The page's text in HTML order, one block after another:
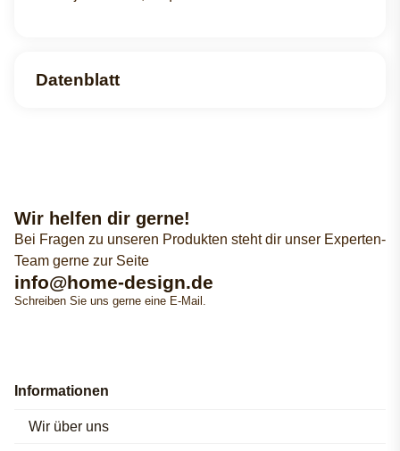
Datenblatt
Wir helfen dir gerne!
Bei Fragen zu unseren Produkten steht dir unser Experten-
Team gerne zur Seite
info@home-design.de
Schreiben Sie uns gerne eine E-Mail.
Informationen
Wir über uns